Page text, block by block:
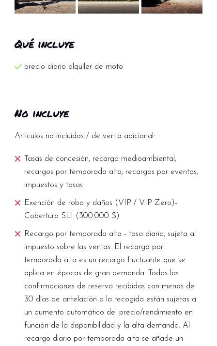
Qué incluye
precio diario alquiler de moto
No incluye
Artículos no incluidos / de venta adicional:
Tasas de concesión, recargo medioambiental,
recargos por temporada alta, recargos por eventos,
impuestos y tasas
Exención de robo y daños (VIP / VIP Zero)-
Cobertura SLI (300.000 $)
Recargo por temporada alta - tasa diaria, sujeta al
impuesto sobre las ventas. El recargo por
temporada alta es un recargo fluctuante que se
aplica en épocas de gran demanda. Todas las
confirmaciones de reserva recibidas con menos de
30 días de antelación a la recogida están sujetas a
un aumento automático del precio/rendimiento en
función de la disponibilidad y la alta demanda. Al
recargo diario por temporada alta se añade un